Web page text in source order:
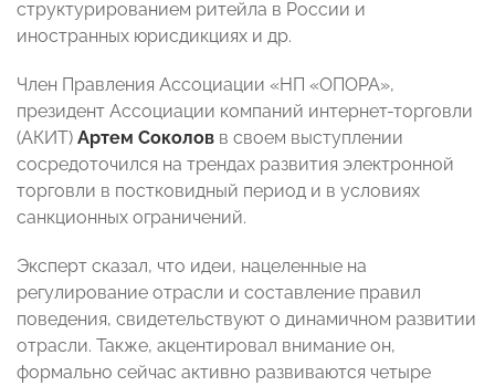
структурированием ритейла в России и
иностранных юрисдикциях и др.
Член Правления Ассоциации «НП «ОПОРА»,
президент Ассоциации компаний интернет-торговли
(АКИТ) Артем Соколов в своем выступлении
сосредоточился на трендах развития электронной
торговли в постковидный период и в условиях
санкционных ограничений.
Эксперт сказал, что идеи, нацеленные на
регулирование отрасли и составление правил
поведения, свидетельствуют о динамичном развитии
отрасли. Также, акцентировал внимание он,
формально сейчас активно развиваются четыре